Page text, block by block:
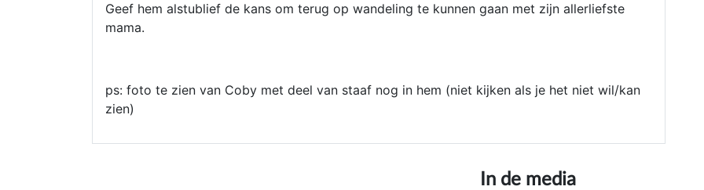
Geef hem alstublief de kans om terug op wandeling te kunnen gaan met zijn allerliefste
mama.
ps: foto te zien van Coby met deel van staaf nog in hem (niet kijken als je het niet wil/kan
zien)
In de media